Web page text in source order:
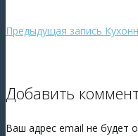
Предыдущая запись
Добавить
Ваш адрес email не будет